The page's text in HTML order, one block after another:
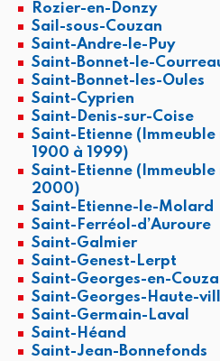
Rozier-en-Donzy
Sail-sous-Couzan
Saint-Andre-le-Puy
Saint-Bonnet-le-
Saint-Bonnet-les-Oules
Saint-Cyprien
Saint-Denis-sur-Coise
Saint-Etienne (Immeuble
1900 à 1999)
Saint-Etienne (Immeuble
2000)
Saint-Etienne-le-Molard
Saint-Ferréol-d’Auroure
Saint-Galmier
Saint-Genest-Lerpt
Saint-Georges-en-
Saint-Georges-Haute-
Saint-Germain-Laval
Saint-Héand
Saint-Jean-Bonnefonds